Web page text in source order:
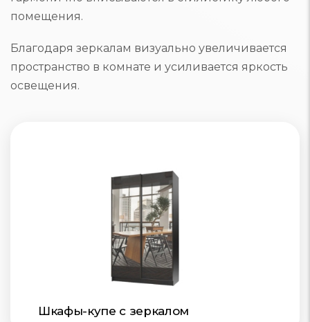
помещения.
Благодаря зеркалам визуально увеличивается
пространство в комнате и усиливается яркость
освещения.
Шкафы-купе с зеркалом